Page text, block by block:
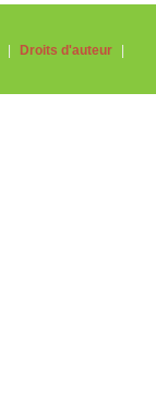
Droits d'auteur